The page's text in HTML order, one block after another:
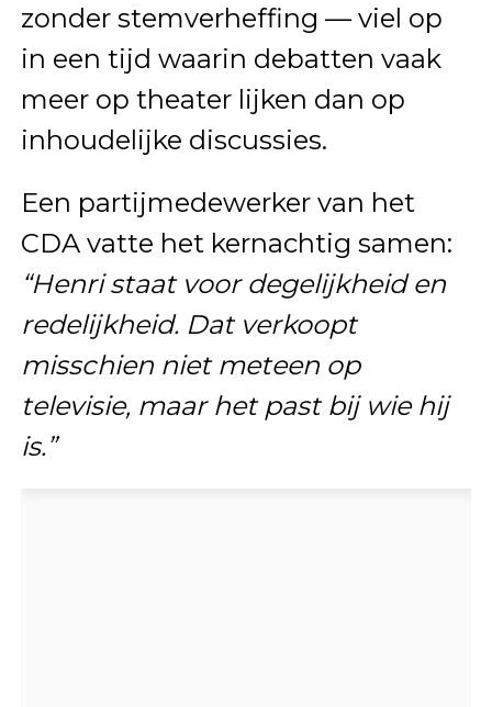
zonder stemverheffing — viel op
in een tijd waarin debatten vaak
meer op theater lijken dan op
inhoudelijke discussies.
Een partijmedewerker van het
CDA vatte het kernachtig samen:
“Henri staat voor degelijkheid en
redelijkheid. Dat verkoopt
misschien niet meteen op
televisie, maar het past bij wie hij
is.”